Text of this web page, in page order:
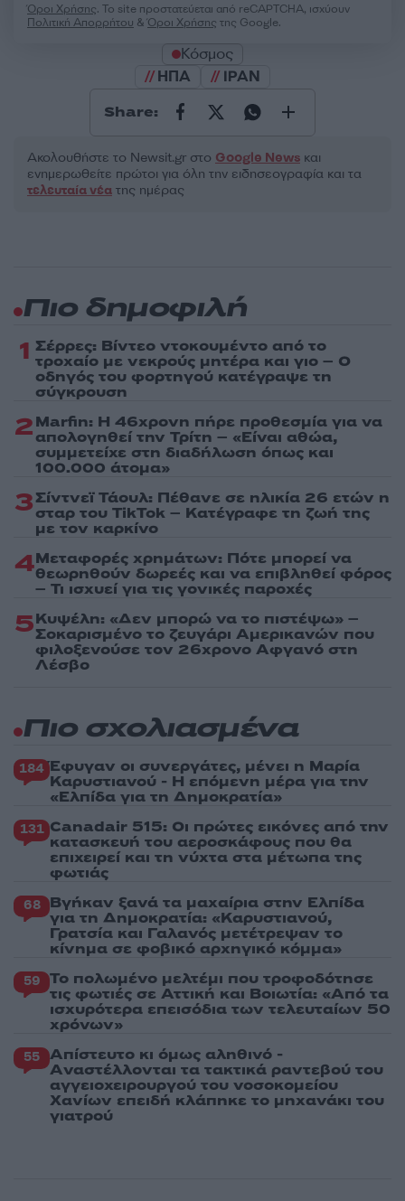
Όροι Χρήσης. Το site προστατεύεται από reCAPTCHA, ισχύουν
Πολιτική Απορρήτου &Όροι Χρήσης της Google.
Κόσμος
ΗΠΑ
ΙΡΑΝ
Share:
Ακολουθήστε το Νewsit.gr στο Google News και
ενημερωθείτε πρώτοι για όλη την ειδησεογραφία και τα
τελευταία νέα της ημέρας
Πιο δημοφιλή
1 Σέρρες: Βίντεο ντοκουμέντο από το
τροχαίο με νεκρούς μητέρα και γιο – Ο
οδηγός του φορτηγού κατέγραψε τη
σύγκρουση
2Marfin: Η 46χρονη πήρε προθεσμία για να
απολογηθεί την Τρίτη – «Είναι αθώα,
συμμετείχε στη διαδήλωση όπως και
100.000 άτομα»
3Σίντνεϊ Τάουλ: Πέθανε σε ηλικία 26 ετών η
σταρ του TikTok – Kατέγραφε τη ζωή της
με τον καρκίνο
4Μεταφορές χρημάτων: Πότε μπορεί να
θεωρηθούν δωρεές και να επιβληθεί φόρος
– Τι ισχυεί για τις γονικές παροχές
5Κυψέλη: «Δεν μπορώ να το πιστέψω» –
Σοκαρισμένο το ζευγάρι Αμερικανών που
φιλοξενούσε τον 26χρονο Αφγανό στη
Λέσβο
Πιο σχολιασμένα
184 Έφυγαν οι συνεργάτες, μένει η Μαρία
Καρυστιανού - Η επόμενη μέρα για την
«Ελπίδα για τη Δημοκρατία»
131 Canadair 515: Οι πρώτες εικόνες από την
κατασκευή του αεροσκάφους που θα
επιχειρεί και τη νύχτα στα μέτωπα της
φωτιάς
68 Βγήκαν ξανά τα μαχαίρια στην Ελπίδα
για τη Δημοκρατία: «Καρυστιανού,
Γρατσία και Γαλανός μετέτρεψαν το
κίνημα σε φοβικό αρχηγικό κόμμα»
59 Το πολωμένο μελτέμι που τροφοδότησε
τις φωτιές σε Αττική και Βοιωτία: «Από τα
ισχυρότερα επεισόδια των τελευταίων 50
χρόνων»
55 Απίστευτο κι όμως αληθινό -
Aναστέλλονται τα τακτικά ραντεβού του
αγγειοχειρουργού του νοσοκομείου
Χανίων επειδή κλάπηκε το μηχανάκι του
γιατρού